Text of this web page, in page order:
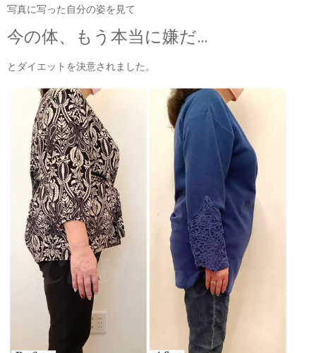
写真に写った自分の姿を見て
今の体、もう本当に嫌だ…
とダイエットを決意されました。